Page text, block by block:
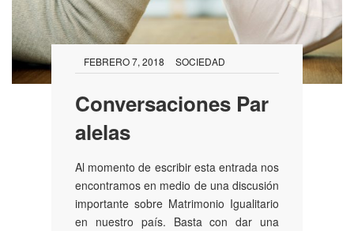
FEBRERO 7, 2018 SOCIEDAD
Conversaciones Par
alelas
Al momento de escribir esta entrada nos
encontramos en medio de una discusión
importante sobre Matrimonio Igualitario
en nuestro país. Basta con dar una